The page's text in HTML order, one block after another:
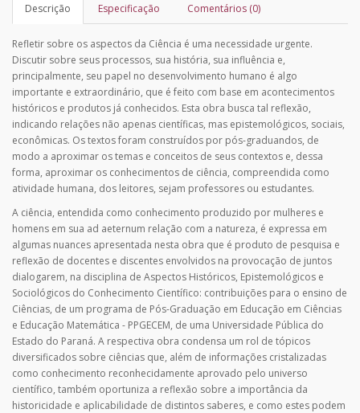
Descrição Especificação Comentários (0)
Refletir sobre os aspectos da Ciência é uma necessidade urgente.
Discutir sobre seus processos, sua história, sua influência e,
principalmente, seu papel no desenvolvimento humano é algo
importante e extraordinário, que é feito com base em acontecimentos
históricos e produtos já conhecidos. Esta obra busca tal reflexão,
indicando relações não apenas científicas, mas epistemológicos, sociais,
econômicas. Os textos foram construídos por pós-graduandos, de
modo a aproximar os temas e conceitos de seus contextos e, dessa
forma, aproximar os conhecimentos de ciência, compreendida como
atividade humana, dos leitores, sejam professores ou estudantes.
A ciência, entendida como conhecimento produzido por mulheres e
homens em sua ad aeternum relação com a natureza, é expressa em
algumas nuances apresentada nesta obra que é produto de pesquisa e
reflexão de docentes e discentes envolvidos na provocação de juntos
dialogarem, na disciplina de Aspectos Históricos, Epistemológicos e
Sociológicos do Conhecimento Científico: contribuições para o ensino de
Ciências, de um programa de Pós-Graduação em Educação em Ciências
e Educação Matemática - PPGECEM, de uma Universidade Pública do
Estado do Paraná. A respectiva obra condensa um rol de tópicos
diversificados sobre ciências que, além de informações cristalizadas
como conhecimento reconhecidamente aprovado pelo universo
científico, também oportuniza a reflexão sobre a importância da
historicidade e aplicabilidade de distintos saberes, e como estes podem